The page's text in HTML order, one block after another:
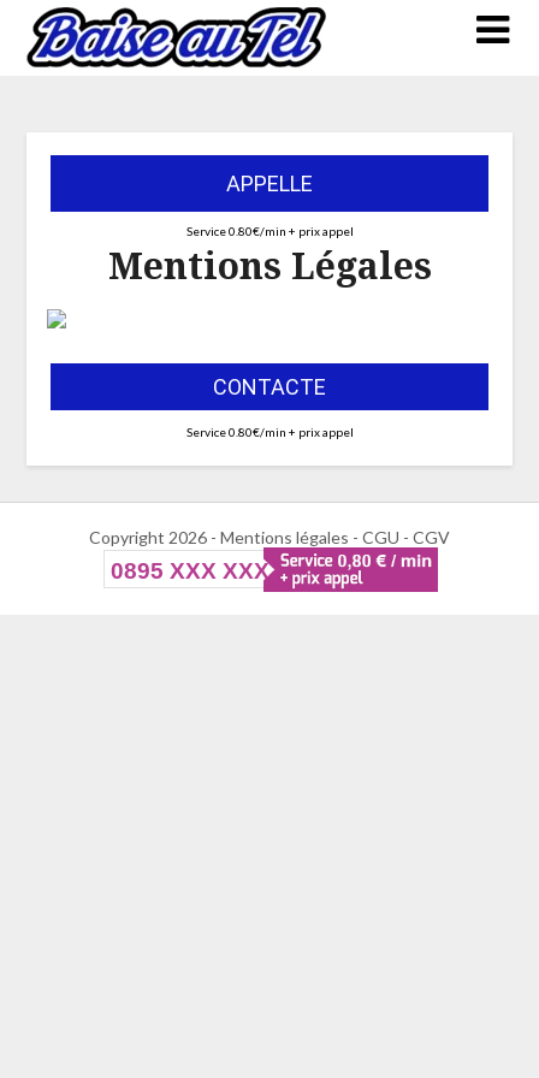
APPELLE
Service 0.80€/min + prix appel
Mentions Légales
CONTACTE
Service 0.80€/min + prix appel
Copyright 2026 - Mentions légales - CGU - CGV
0895 XXX XXX